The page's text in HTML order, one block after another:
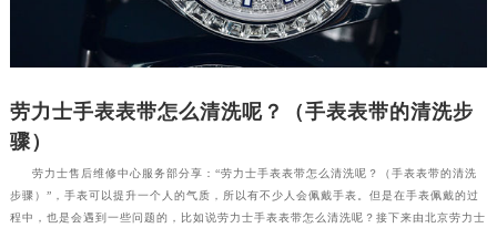
劳力士手表表带怎么清洗呢？（手表表带的清洗步
骤）
劳力士售后维修中心服务部分享：“劳力士手表表带怎么清洗呢？（手表表带的清洗
步骤）”，手表可以提升一个人的气质，所以有不少人会佩戴手表。但是在手表佩戴的过
程中，也是会遇到一些问题的，比如说劳力士手表表带怎么清洗呢？接下来由北京劳力士